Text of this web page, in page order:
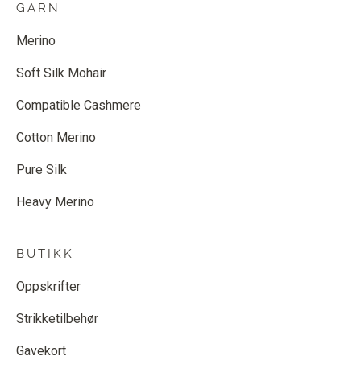
GARN
Merino
Soft Silk Mohair
Compatible Cashmere
Cotton Merino
Pure Silk
Heavy Merino
BUTIKK
Oppskrifter
Strikketilbehør
Gavekort